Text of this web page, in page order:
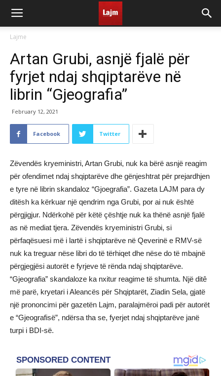
Lajme
Artan Grubi, asnjë fjalë për
fyrjet ndaj shqiptarëve në
librin “Gjeografia”
February 12, 2021
Facebook Twitter
Zëvendës kryeministri, Artan Grubi, nuk ka bërë asnjë reagim
për ofendimet ndaj shqiptarëve dhe gënjeshtrat për prejardhjen
e tyre në librin skandaloz “Gjoegrafia”. Gazeta LAJM para dy
ditësh ka kërkuar një qendrim nga Grubi, por ai nuk është
përgjigjur. Ndërkohë për këtë çështje nuk ka thënë asnjë fjalë
as në mediat tjera. Zëvendës kryeministri Grubi, si
përfaqësuesi më i lartë i shqiptarëve në Qeverinë e RMV-së
nuk ka treguar nëse libri do të tërhiqet dhe nëse do të mbajnë
përgjegjësi autorët e fyrjeve të rënda ndaj shqiptarëve.
“Gjeografia” skandaloze ka nxitur reagime të shumta. Një ditê
më parë, kryetari i Aleancës për Shqiptarët, Ziadin Sela, gjatë
një prononcimi për gazetën Lajm, paralajmëroi padi për autorët
e “Gjeografisë”, ndërsa tha se, fyerjet ndaj shqiptarëve janë
turpi i BDI-së.